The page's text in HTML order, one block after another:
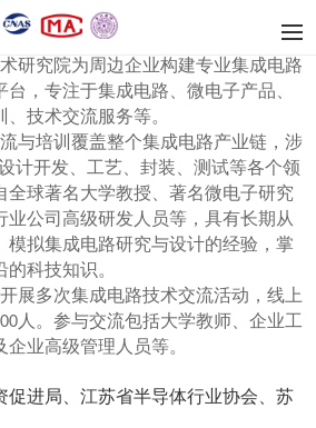
培训服务介绍
研究院为周边企业构建专业集成电路
台，专注于集成电路、微电子产品、
技术交流服务等。
与培训覆盖整个集成电路产业链，涉
计开发、工艺、封装、测试等各个领
全球著名大学教授、著名微电子研究
业公司高级研发人员等，具有长期从
模拟集成电路研究与设计的经验，掌
科技知识。
展多次集成电路技术交流活动，线上
人。参与交流包括大学教师、企业工
业高级管理人员等。
促进局、江苏省半导体行业协会、苏